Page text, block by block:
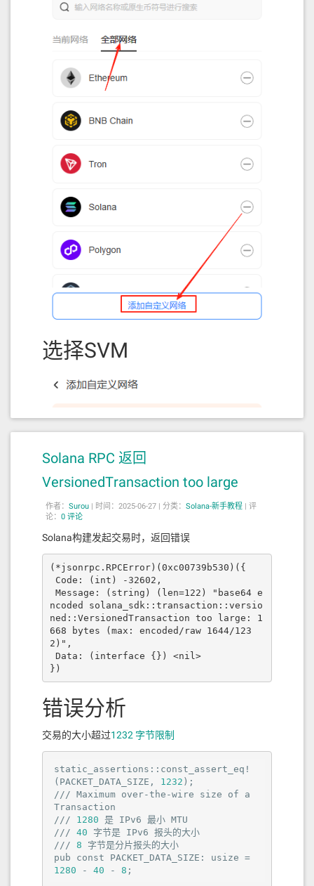
问题：在只有一个 Validator 的 Solana 网络中，为什
finalized ？不是说没有其他节点就没有分叉吗？
：因为 finalized
进，而 root slot 的推进有“延迟”或“惰性机制”
，即使
Solana 的 finalized
并不是单纯根据是否有分叉来
Tower BFT + Root Slot 推进规则：
史，形成“投票树”
当 validator 在连续的 slot 上投票到一定深度，
只有 root 之后的 slot 才会被标记为
finalized
它仍然要投票 → 进入 lockout（自己 vote 自
设为 root
root slot 推进后，对应的交易和 block 才被认
为什么存在“延迟 finalized”？
skip slot
会阻碍
如果出现 skipped slot（空块），会延迟
root 推进
安全考虑
即使是单节点，仍沿用同样安全逻辑，避免
举例
假设你只有一个 validator，slot 时间 400ms：
你在 slot 100 发出一笔交易
交易执行完成 → processed
自己投票确认该 block → confirmed
继续生产 slot 101、102...
到 slot 104 时，系统满足 root 推进条件，slot
100 被设为 root → 现在它才是 finalized
所以即使没有其他 validator，
finalized 仍然比 confirmed 晚
2~4 个 slot（~1.5 秒）
最终总结
通过blockSubscribe (confirmed) 满足业务实时
性要求
单一Validator，通过订阅confirmed，不存在安
全性问题
选择SVM
有链ID，这里只是为了与EVM链类型共用布局）
例如
Solana RPC 返回
VersionedTransaction too large
作者： Surou | 时间：2025-06-27 | 分类： Solana-新手教程 | 评
论： 0 评论
Solana构建发起交易时，返回错误
(*jsonrpc.RPCError)(0xc00739b530)({
ncoded solana_sdk::transaction::versio
ned::VersionedTransaction too large: 1
668 bytes (max: encoded/raw 1644/123
2)",
错误分析
交易的大小超过1232 字节限制
static_assertions::const_assert_eq!
(PACKET_DATA_SIZE, 1232 );
/// Maximum over-the-wire size of a
Transaction
/// 1280 是 IPv6 最小 MTU
/// 40 字节是 IPv6 报头的大小
/// 8 字节是分片报头的大小
1280 - 40 - 8 ;